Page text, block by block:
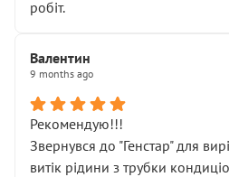
робіт.
Валентин
9 months ago
Рекомендую!!!
Звернувся до "Генстар" для
витік рідини з трубки